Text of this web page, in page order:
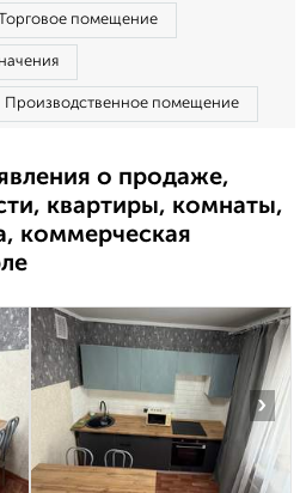
помещение
Производственное помещение
о продаже,
квартиры, комнаты,
коммерческая
›